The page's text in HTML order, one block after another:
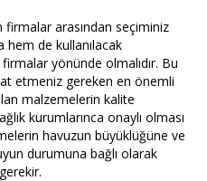
firmalar arasından seçiminiz
hem de kullanılacak
yönünde olmalıdır. Bu
etmeniz gereken en önemli
malzemelerin kalite
kurumlarınca onaylı olması
havuzun büyüklüğüne ve
durumuna bağlı olarak